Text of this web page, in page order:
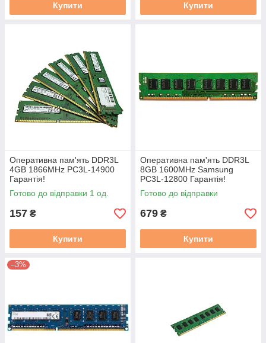
Купити Купити
Оперативна пам'ять DDR3L
4GB 1866MHz PC3L-14900
Гарантія!
Готово до відправки 1 од.
157 ₴
Купити
Оперативна пам'ять DDR3L
8GB 1600MHz Samsung
PC3L-12800 Гарантія!
Готово до відправки
679 ₴
Купити
–3%